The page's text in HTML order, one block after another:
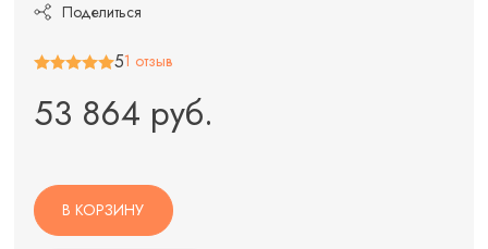
Поделиться
51 отзыв
53 864 руб.
В КОРЗИНУ